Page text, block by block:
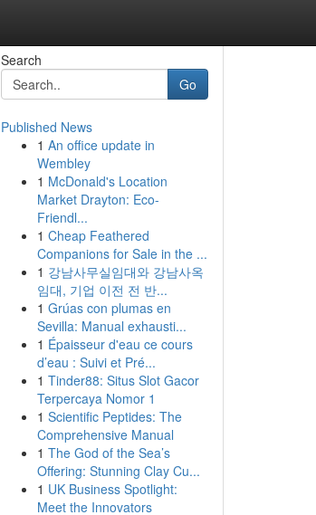
Search
Go
Published News
1 An office update in
Wembley
1 McDonald's Location
Market Drayton: Eco-
Friendl...
1 Cheap Feathered
Companions for Sale in the ...
1 강남사무실임대와 강남사옥
임대, 기업 이전 전 반...
1 Grúas con plumas en
Sevilla: Manual exhausti...
1 Épaisseur d'eau ce cours
d’eau : Suivi et Pré...
1 Tinder88: Situs Slot Gacor
Terpercaya Nomor 1
1 Scientific Peptides: The
Comprehensive Manual
1 The God of the Sea’s
Offering: Stunning Clay Cu...
1 UK Business Spotlight:
Meet the Innovators